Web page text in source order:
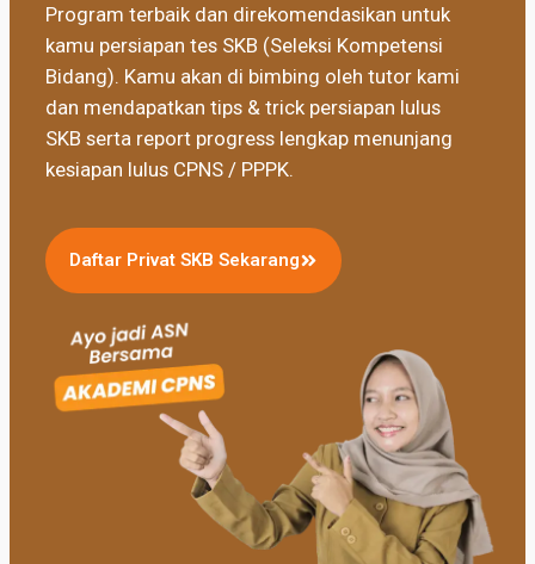
Program terbaik dan direkomendasikan untuk
kamu persiapan tes SKB (Seleksi Kompetensi
Bidang). Kamu akan di bimbing oleh tutor kami
dan mendapatkan tips & trick persiapan lulus
SKB serta report progress lengkap menunjang
kesiapan lulus CPNS / PPPK.
Daftar Privat SKB Sekarang